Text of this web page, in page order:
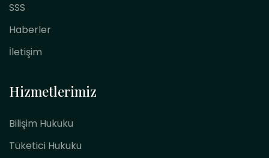
SSS
Haberler
İletişim
Hizmetlerimiz
Bilişim Hukuku
Tüketici Hukuku